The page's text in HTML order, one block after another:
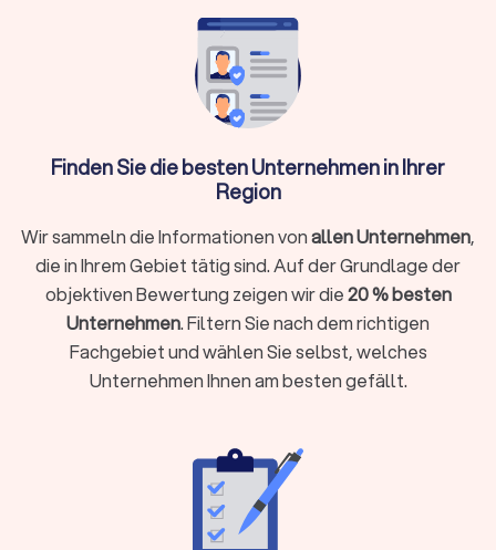
Trustlocal zudem den Vergleich qualifizierter Elektriker an.
Wichtig ist außerdem eine gute Erreichbarkeit:
Hausmeisterservice sollte regelmäßige Betreuungszeiten
bieten und im Notfall schnell verfügbar sein.
Prüfen Sie Kundenbewertungen und Referenzen, die
Aufschluss über Qualität und Zuverlässigkeit geben.
Trustlocal erfasst ausschließlich verifizierte Rezensionen,
sodass Sie sich auf authentische Erfahrungsberichte
verlassen können. Zudem sollte der Anbieter über eine
umfassendeHaftpflicht- und
Betriebshaftpflichtversicherung
verfügen.
Leistungen eines professionellen
Hausmeisterservice
Moderne Hausmeisterdienste bieten mehr als klassische
Technische Wartung und Instandhaltung:
Heizungs- und Lüftungsanlagen kontrollieren
Elektroinstallationen überprüfen und kleine Reparaturen
Finden Sie die besten Unternehmen in Ihrer
Region
Wir sammeln die Informationen vonallen Unternehmen,
die in Ihrem Gebiet tätig sind. Auf der Grundlage der
objektiven Bewertung zeigen wir die20 % besten
Unternehmen. Filtern Sie nach dem richtigen
Fachgebiet und wählen Sie selbst, welches
Unternehmen Ihnen am besten gefällt.